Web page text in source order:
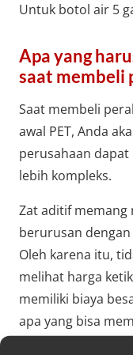
Untuk botol air 5
Apa yang
saat membeli
Saat membeli
awal PET, Anda
perusahaan
lebih kompleks.
Zat aditif memang
berurusan
Oleh karena itu,
melihat harga
memiliki biaya
apa yang bisa